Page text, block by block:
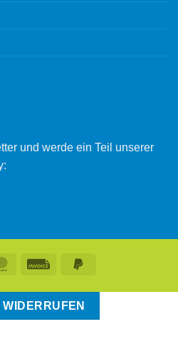
und werde ein Teil unserer